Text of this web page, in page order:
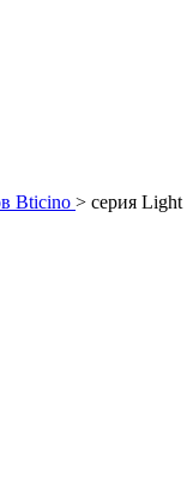
Bticino > серия Light